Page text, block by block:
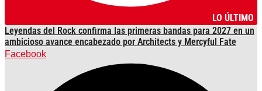
LO ÚLTIMO
Leyendas del Rock confirma las primeras bandas para 2027 en un
ambicioso avance encabezado por Architects y Mercyful Fate
Facebook